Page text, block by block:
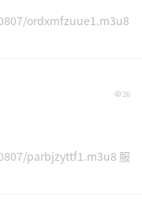
ordxmfzuue1.m3u8
26
parbjzyttf1.m3u8 服